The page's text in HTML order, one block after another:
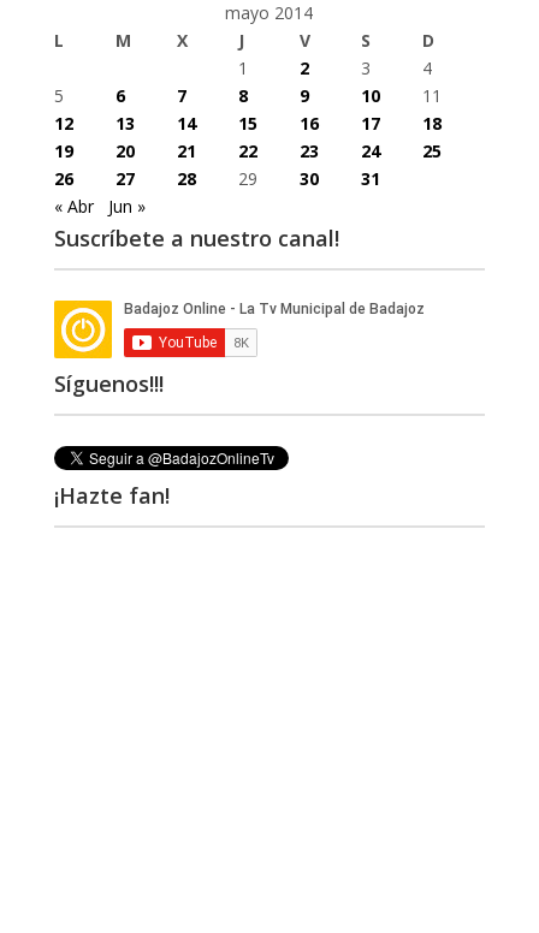
mayo 2014
L
M X J V S
D
1
2 3
4
5
6 7 8 9 10
11
12
13 14 15 16 17
18
19
20 21 22 23 24
25
26
27 28 29 30
31
« Abr
Jun »
Suscríbete a nuestro canal!
Síguenos!!!
¡Hazte fan!